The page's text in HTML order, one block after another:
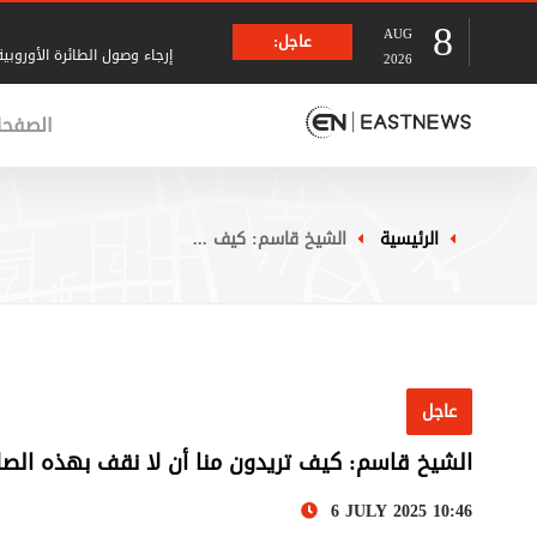
8
AUG
2026
عاجل: إرجاء وصول الطائرة
غارة فجرًا على مدخل كفرا
وزير الخارجية
الشيخ قاسم: كيف ... الرئيسية
عاجل
الشيخ قاسم: كيف تريدون منا أن لا نقف بهذه
6 JULY 2025 10:46